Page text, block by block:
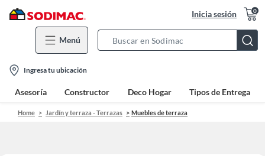
Inicia sesión 0
Menú
Bar
location-
icon
Ingresa tu ubicación
Asesoría Constructor Deco Hogar Tipos de Entrega
Home Jardín y terraza - Terrazas Muebles de terraza